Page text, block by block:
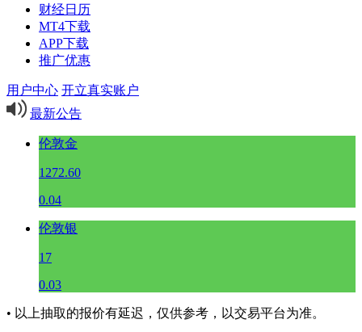
财经日历
MT4下载
APP下载
推广优惠
用户中心 开立真实账户
最新公告
伦敦金
1272.60
0.04
伦敦银
17
0.03
• 以上抽取的报价有延迟，仅供参考，以交易平台为准。